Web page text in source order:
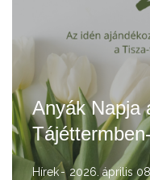
Anyák Napja
Hírek 2026. április